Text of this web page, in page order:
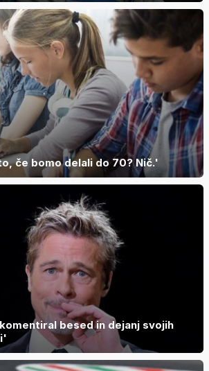
če bomo delali do 70? Nič.'
besed in dejanj svojih